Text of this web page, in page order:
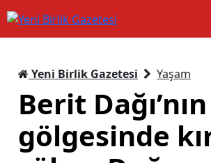
Yeni Birlik Gazetesi Yaşam
Berit Dağı’nın
gölgesinde